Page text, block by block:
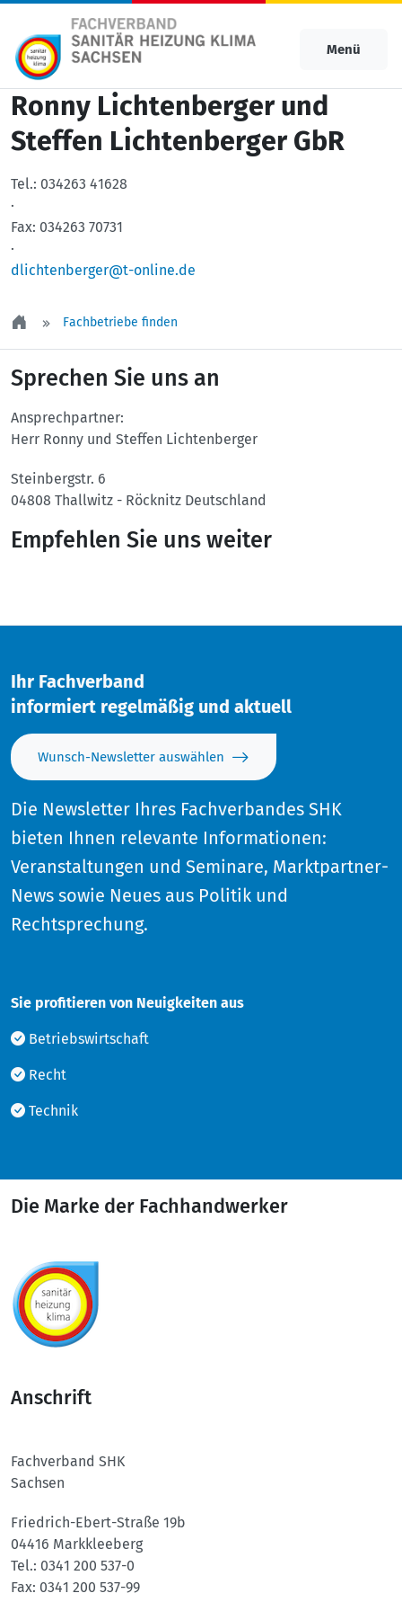
Menü
Ronny Lichtenberger und
Steffen Lichtenberger GbR
Tel.: 034263 41628
·
Fax: 034263 70731
·
dlichtenberger@t-online.de
Fachbetriebe finden
Sprechen Sie uns an
Ansprechpartner:
Herr Ronny und Steffen Lichtenberger
Steinbergstr. 6
04808 Thallwitz - Röcknitz Deutschland
Empfehlen Sie uns weiter
Ihr Fachverband
informiert regelmäßig und aktuell
Wunsch-Newsletter auswählen
Die Newsletter Ihres Fachverbandes SHK
bieten Ihnen relevante Informationen:
Veranstaltungen und Seminare, Marktpartner-
News sowie Neues aus Politik und
Rechtsprechung.
Sie profitieren von Neuigkeiten aus
Betriebswirtschaft
Recht
Technik
Die Marke der Fachhandwerker
Anschrift
Fachverband SHK
Sachsen
Friedrich-Ebert-Straße 19b
04416 Markkleeberg
Tel.: 0341 200 537-0
Fax: 0341 200 537-99